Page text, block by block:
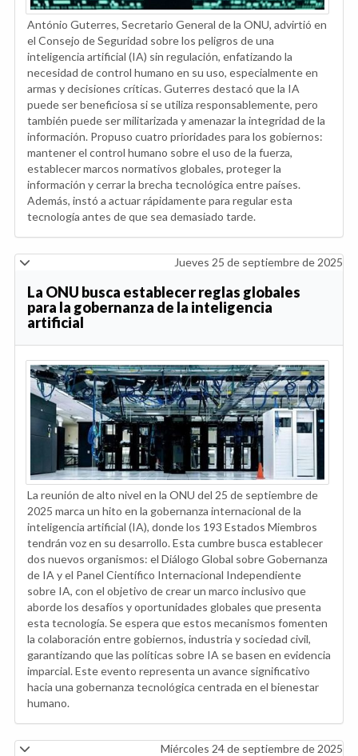
António Guterres, Secretario General de la ONU, advirtió en
el Consejo de Seguridad sobre los peligros de una
inteligencia artificial (IA) sin regulación, enfatizando la
necesidad de control humano en su uso, especialmente en
armas y decisiones críticas. Guterres destacó que la IA
puede ser beneficiosa si se utiliza responsablemente, pero
también puede ser militarizada y amenazar la integridad de la
información. Propuso cuatro prioridades para los gobiernos:
mantener el control humano sobre el uso de la fuerza,
establecer marcos normativos globales, proteger la
información y cerrar la brecha tecnológica entre países.
Además, instó a actuar rápidamente para regular esta
tecnología antes de que sea demasiado tarde.
Jueves 25 de septiembre de 2025
La ONU busca establecer reglas globales
para la gobernanza de la inteligencia
artificial
La reunión de alto nivel en la ONU del 25 de septiembre de
2025 marca un hito en la gobernanza internacional de la
inteligencia artificial (IA), donde los 193 Estados Miembros
tendrán voz en su desarrollo. Esta cumbre busca establecer
dos nuevos organismos: el Diálogo Global sobre Gobernanza
de IA y el Panel Científico Internacional Independiente
sobre IA, con el objetivo de crear un marco inclusivo que
aborde los desafíos y oportunidades globales que presenta
esta tecnología. Se espera que estos mecanismos fomenten
la colaboración entre gobiernos, industria y sociedad civil,
garantizando que las políticas sobre IA se basen en evidencia
imparcial. Este evento representa un avance significativo
hacia una gobernanza tecnológica centrada en el bienestar
humano.
Miércoles 24 de septiembre de 2025